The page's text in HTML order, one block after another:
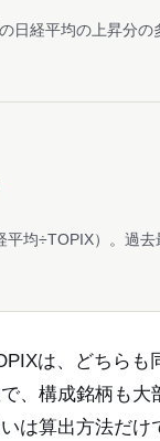
日経平均の上昇分の
平均÷TOPIX）。過去
は、どちらも
、構成銘柄も大
は算出方法だけ